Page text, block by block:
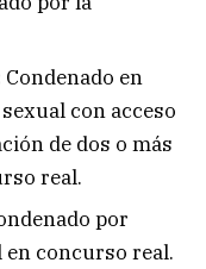
Condenado en
con acceso
de dos o más
real.
por
en concurso real.